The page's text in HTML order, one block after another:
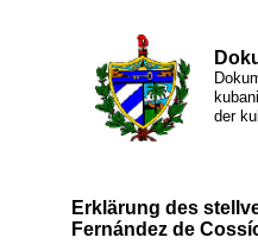
der
Erklärung des
Fernández de